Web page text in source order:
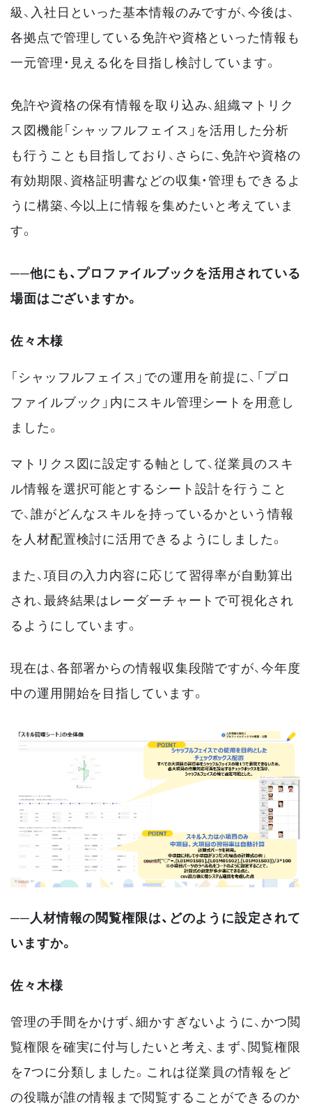
級、入社日といった基本情報のみですが、今後は、
各拠点で管理している免許や資格といった情報も
一元管理・見える化を目指し検討しています。
免許や資格の保有情報を取り込み、組織マトリク
ス図機能「シャッフルフェイス」を活用した分析
も行うことも目指しており、さらに、免許や資格の
有効期限、資格証明書などの収集・管理もできるよ
うに構築、今以上に情報を集めたいと考えていま
す。
──他にも、プロファイルブックを活用されている
場面はございますか。
佐々木様
「シャッフルフェイス」での運用を前提に、「プロ
ファイルブック」内にスキル管理シートを用意し
ました。
マトリクス図に設定する軸として、従業員のスキ
ル情報を選択可能とするシート設計を行うこと
で、誰がどんなスキルを持っているかという情報
を人材配置検討に活用できるようにしました。
また、項目の入力内容に応じて習得率が自動算出
され、最終結果はレーダーチャートで可視化され
るようにしています。
現在は、各部署からの情報収集段階ですが、今年度
中の運用開始を目指しています。
──人材情報の閲覧権限は、どのように設定されて
いますか。
佐々木様
管理の手間をかけず、細かすぎないように、かつ閲
覧権限を確実に付与したいと考え、まず、閲覧権限
を7つに分類しました。これは従業員の情報をど
の役職が誰の情報まで閲覧することができるのか